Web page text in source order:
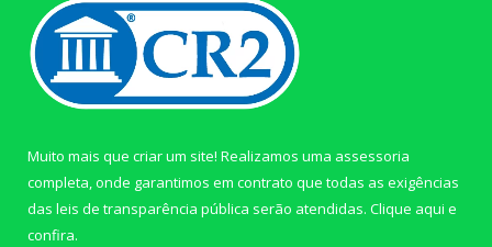
Muito mais que criar um site! Realizamos uma assessoria
completa, onde garantimos em contrato que todas as exigências
das leis de transparência pública serão atendidas. Clique aqui e
confira.